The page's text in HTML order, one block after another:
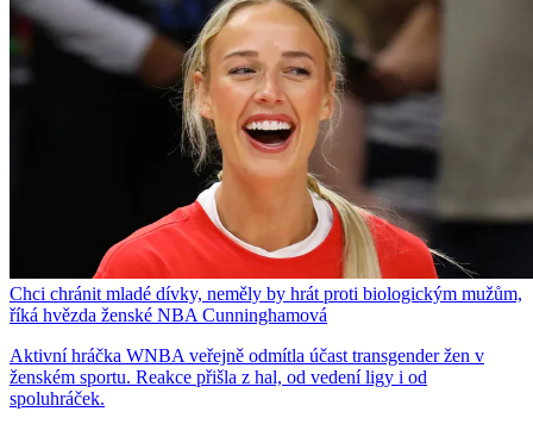
Chci chránit mladé dívky, neměly by hrát proti biologickým mužům,
říká hvězda ženské NBA Cunninghamová
Aktivní hráčka WNBA veřejně odmítla účast transgender žen v
ženském sportu. Reakce přišla z hal, od vedení ligy i od
spoluhráček.